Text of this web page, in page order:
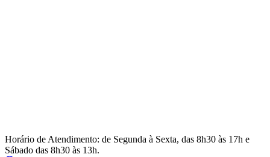
Horário de Atendimento: de Segunda à Sexta, das 8h30 às 17h e
Sábado das 8h30 às 13h.